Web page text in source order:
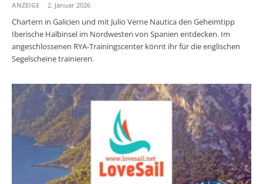
ANZEIGE - 2. Januar 2026
Chartern in Galicien und mit Julio Verne Nautica den Geheimtipp
Iberische Halbinsel im Nordwesten von Spanien entdecken. Im
angeschlossenen RYA-Trainingscenter könnt ihr für die englischen
Segelscheine trainieren.